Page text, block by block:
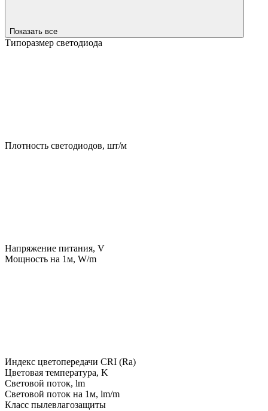
Показать все
Типоразмер светодиода
Плотность светодиодов, шт/м
Напряжение питания, V
Мощность на 1м, W/m
Индекс цветопередачи CRI (Ra)
Цветовая температура, K
Световой поток, lm
Световой поток на 1м, lm/m
Класс пылевлагозащиты